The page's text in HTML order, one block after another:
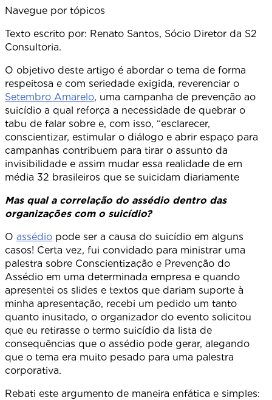
Navegue por tópicos
Texto escrito por: Renato Santos, Sócio Diretor da S2
Consultoria.
O objetivo deste artigo é abordar o tema de forma
respeitosa e com seriedade exigida, reverenciar o
Setembro Amarelo, uma campanha de prevenção ao
suicídio a qual reforça a necessidade de quebrar o
tabu de falar sobre e, com isso, “esclarecer,
conscientizar, estimular o diálogo e abrir espaço para
campanhas contribuem para tirar o assunto da
invisibilidade e assim mudar essa realidade de em
média 32 brasileiros que se suicidam diariamente
Mas qual a correlação do assédio dentro das
organizações com o suicídio?
O assédio pode ser a causa do suicídio em alguns
casos! Certa vez, fui convidado para ministrar uma
palestra sobre Conscientização e Prevenção do
Assédio em uma determinada empresa e quando
apresentei os slides e textos que dariam suporte à
minha apresentação, recebi um pedido um tanto
quanto inusitado, o organizador do evento solicitou
que eu retirasse o termo suicídio da lista de
consequências que o assédio pode gerar, alegando
que o tema era muito pesado para uma palestra
corporativa.
Rebati este argumento de maneira enfática e simples: